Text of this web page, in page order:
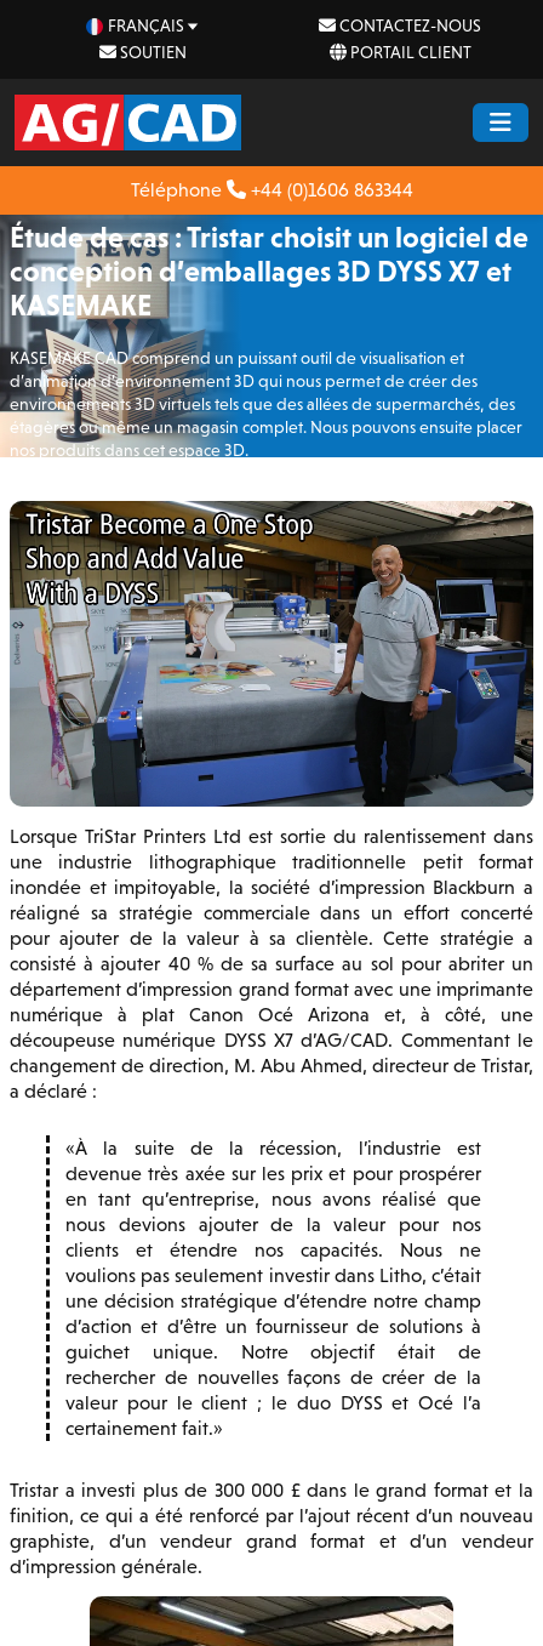
FRANÇAIS
CONTACTEZ-NOUS
SOUTIEN
PORTAIL CLIENT
Téléphone +44 (0)1606 863344
Étude de cas : Tristar choisit un logiciel de
conception d’emballages 3D DYSS X7 et
KASEMAKE
KASEMAKE CAD comprend un puissant outil de visualisation et
d’animation d’environnement 3D qui nous permet de créer des
environnements 3D virtuels tels que des allées de supermarchés, des
étagères ou même un magasin complet. Nous pouvons ensuite placer
nos produits dans cet espace 3D.
Lorsque TriStar Printers Ltd est sortie du ralentissement dans
une industrie lithographique traditionnelle petit format
inondée et impitoyable, la société d’impression Blackburn a
réaligné sa stratégie commerciale dans un effort concerté
pour ajouter de la valeur à sa clientèle. Cette stratégie a
consisté à ajouter 40 % de sa surface au sol pour abriter un
département d’impression grand format avec une imprimante
numérique à plat Canon Océ Arizona et, à côté, une
découpeuse numérique DYSS X7 d’AG/CAD. Commentant le
changement de direction, M. Abu Ahmed, directeur de Tristar,
a déclaré :
À la suite de la récession, l’industrie est
devenue très axée sur les prix et pour prospérer
en tant qu’entreprise, nous avons réalisé que
nous devions ajouter de la valeur pour nos
clients et étendre nos capacités. Nous ne
voulions pas seulement investir dans Litho, c’était
une décision stratégique d’étendre notre champ
d’action et d’être un fournisseur de solutions à
guichet unique. Notre objectif était de
rechercher de nouvelles façons de créer de la
valeur pour le client ; le duo DYSS et Océ l’a
certainement fait.
Tristar a investi plus de 300 000 £ dans le grand format et la
finition, ce qui a été renforcé par l’ajout récent d’un nouveau
graphiste, d’un vendeur grand format et d’un vendeur
d’impression générale.